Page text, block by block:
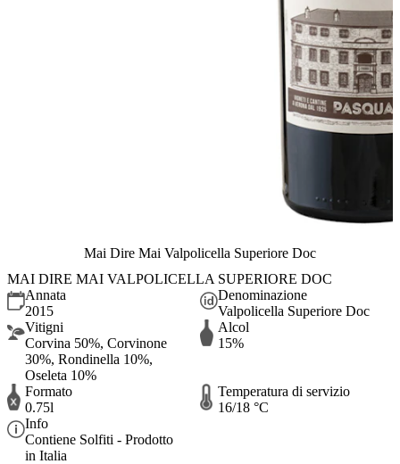
Mai Dire Mai Valpolicella Superiore Doc
MAI DIRE MAI VALPOLICELLA SUPERIORE DOC
Annata
2015
Denominazione
Valpolicella Superiore Doc
Vitigni
Corvina 50%, Corvinone
30%, Rondinella 10%,
Oseleta 10%
Alcol
15%
Formato
0.75l
Temperatura di servizio
16/18 °C
Info
Contiene Solfiti - Prodotto
in Italia